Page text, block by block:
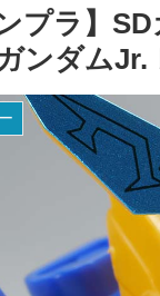
ンプラ】
ンダムJr.